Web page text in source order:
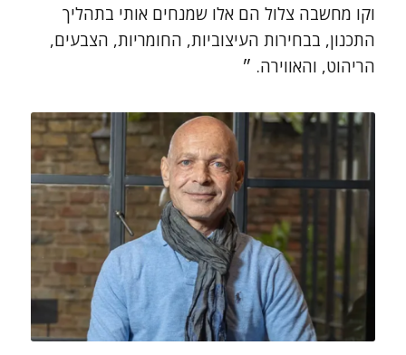
וקו מחשבה צלול הם אלו שמנחים אותי בתהליך
התכנון, בבחירות העיצוביות, החומריות, הצבעים,
הריהוט, והאווירה. ״